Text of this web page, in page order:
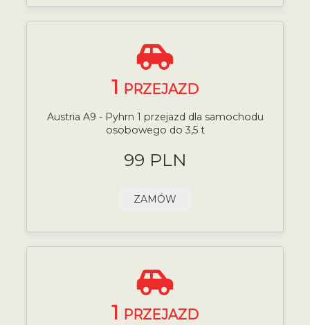
1 PRZEJAZD
Austria A9 - Pyhrn 1 przejazd dla samochodu
osobowego do 3,5 t
99 PLN
ZAMÓW
1 PRZEJAZD